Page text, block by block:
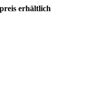
erhältlich